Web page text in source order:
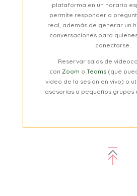
plataforma en un horario
permite responder a
real, además de generar un
conversaciones para
conectarse.
Reservar salas de
con Zoom o Teams (que
video de la sesión en vivo) o
asesorías a pequeños grupos